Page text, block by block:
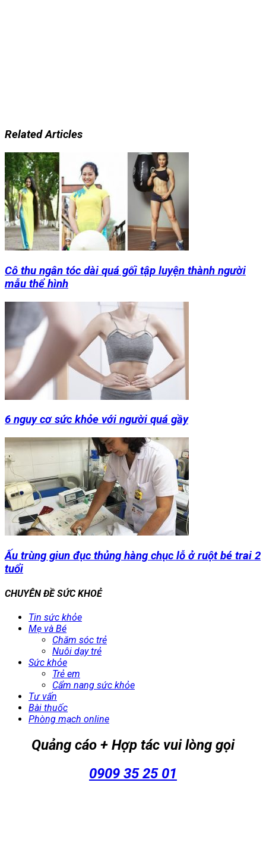
Related Articles
Cô thu ngân tóc dài quá gối tập luyện thành người
mẫu thể hình
6 nguy cơ sức khỏe với người quá gầy
Ấu trùng giun đục thủng hàng chục lỗ ở ruột bé trai 2
tuổi
CHUYÊN ĐỀ SỨC KHOẺ
Tin sức khỏe
Mẹ và Bé
Chăm sóc trẻ
Nuôi dạy trẻ
Sức khỏe
Trẻ em
Cẩm nang sức khỏe
Tư vấn
Bài thuốc
Phòng mạch online
Quảng cáo + Hợp tác vui lòng gọi
0909 35 25 01